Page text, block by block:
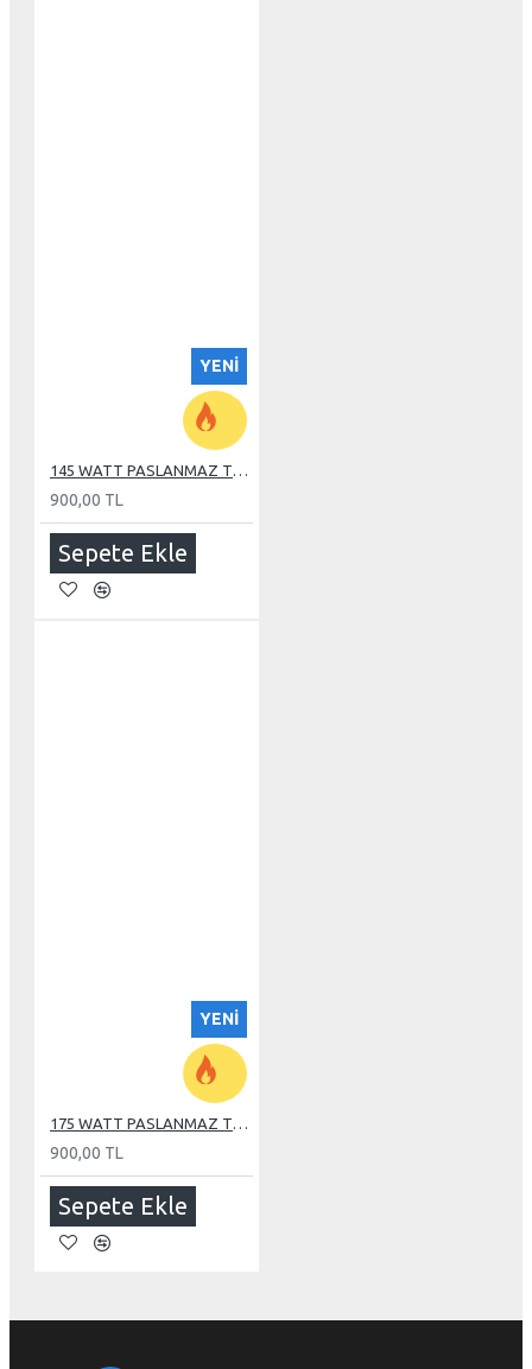
YENI
145 WATT PASLANMAZ TUBE REZİSTANS
900,00 TL
Sepete Ekle
YENI
175 WATT PASLANMAZ TUBE REZİSTANS
900,00 TL
Sepete Ekle